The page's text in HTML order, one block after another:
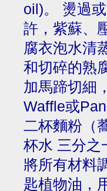
oil)。 燙過
許，紫蘇、
腐衣泡水清
和切碎的熟
加馬蹄切細
Waffle或
二杯麵粉（
杯水 三分之
將所有材料
匙植物油，